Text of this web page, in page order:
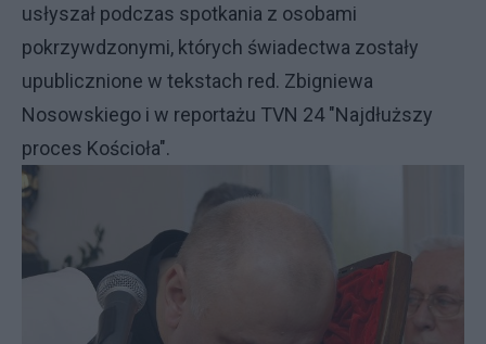
usłyszał podczas spotkania z osobami
pokrzywdzonymi, których świadectwa zostały
upublicznione w tekstach red. Zbigniewa
Nosowskiego i w reportażu TVN 24 "Najdłuższy
proces Kościoła".